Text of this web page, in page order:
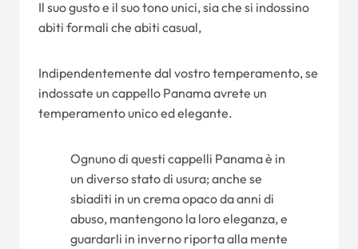
Il suo gusto e il suo tono unici, sia che si indossino
abiti formali che abiti casual,
Indipendentemente dal vostro temperamento, se
indossate un cappello Panama avrete un
temperamento unico ed elegante.
Ognuno di questi cappelli Panama è in
un diverso stato di usura; anche se
sbiaditi in un crema opaco da anni di
abuso, mantengono la loro eleganza, e
guardarli in inverno riporta alla mente